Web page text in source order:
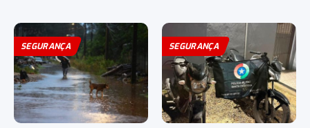
SEGURANÇA SEGURANÇA